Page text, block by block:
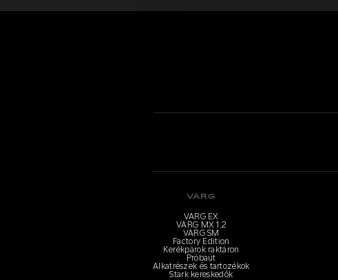
VARG
VARG EX
VARG MX 1.2
VARG SM
Factory Edition
Kerékpárok raktáron
Próbaút
Alkatrészek és tartozékok
Stark kereskedők